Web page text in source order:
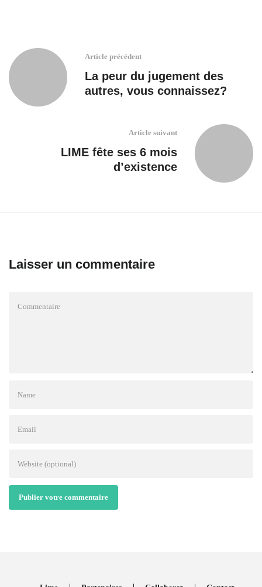
Article précédent
La peur du jugement des
autres, vous connaissez?
Article suivant
LIME fête ses 6 mois
d’existence
Laisser un commentaire
Publier votre commentaire